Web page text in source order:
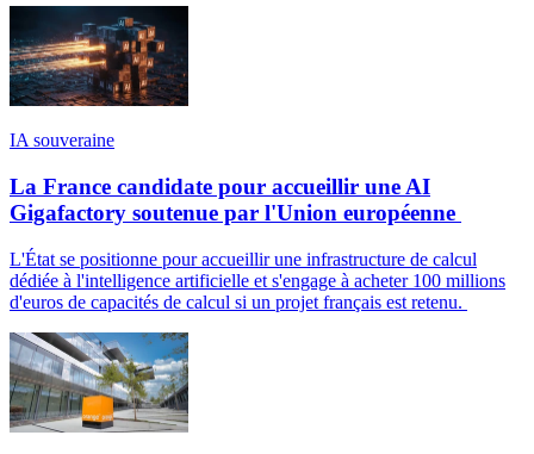
IA souveraine
La France candidate pour accueillir une AI
Gigafactory soutenue par l'Union européenne
L'État se positionne pour accueillir une infrastructure de calcul
dédiée à l'intelligence artificielle et s'engage à acheter 100 millions
d'euros de capacités de calcul si un projet français est retenu.